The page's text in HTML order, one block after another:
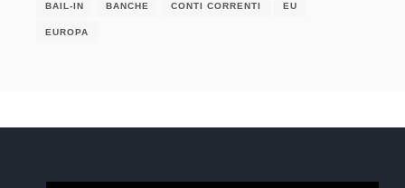
BAIL-IN BANCHE CONTI CORRENTI EU
EUROPA